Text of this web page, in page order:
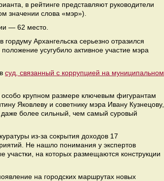
в рейтинге представляют руководители
значении слова «мэр»).
— 62 место.
Архангельска серьезно отразился
усугубило активное участие мэра
суд, связанный с коррупцией на муниципальном
крупном размере ключевым фигурантам
Яковлеву и советнику мэра Ивану Кузнецову,
даже более сильный, чем самый суровый
из-за сокрытия доходов 17
Не нашло понимания у экспертов
участки, на которых размещаются конструкции
на городских маршрутах новых